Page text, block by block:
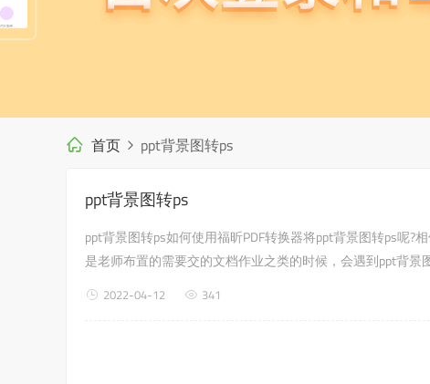
首页 ppt背景图转ps
ppt背景图转ps
ppt背景图转ps如何使用福昕PDF转换器将ppt背景图转ps呢
是老师布置的需要交的文档作业之类的时候，会遇到ppt背
2022-04-12 341